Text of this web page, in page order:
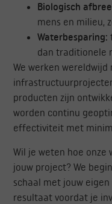
Biologisch
mens en milieu,
Waterbesparing:
dan traditionele
We werken
producten zijn
worden continu
effectiviteit met
Wil je weten hoe
jouw project? We
schaal met jouw
resultaat voordat je